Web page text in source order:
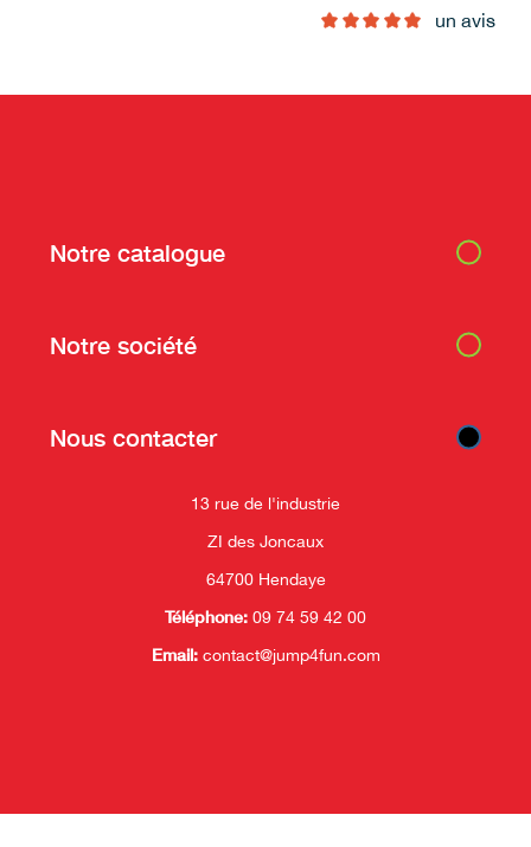
un avis
Notre catalogue
Notre société
Nous contacter
13 rue de l'industrie
ZI des Joncaux
64700 Hendaye
Téléphone: 09 74 59 42 00
Email: contact@jump4fun.com